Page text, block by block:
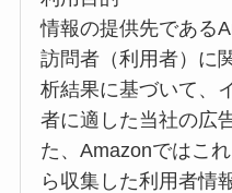
情報の提供先である
訪問者（利用者）に
析結果に基づいて、
者に適した当社の広
た、Amazonではこ
ら収集した利用者情